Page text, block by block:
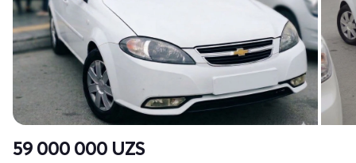
59 000 000 UZS